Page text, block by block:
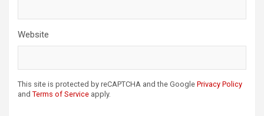
Website
This site is protected by reCAPTCHA and the Google Privacy Policy
and Terms of Service apply.